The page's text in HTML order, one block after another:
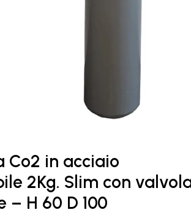
Co2 in acciaio
2Kg. Slim con
– H 60 D 100